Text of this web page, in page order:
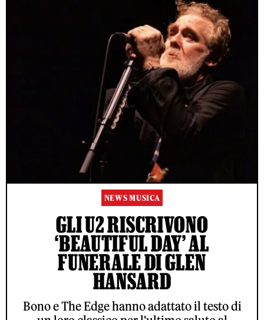
NEWS MUSICA
GLI U2 RISCRIVONO
‘BEAUTIFUL DAY’ AL
FUNERALE DI GLEN
HANSARD
Bono e The Edge hanno adattato il testo di